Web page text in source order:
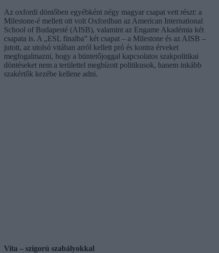
Az oxfordi döntőben egyébként négy magyar csapat vett részt: a
Milestone-é mellett ott volt Oxfordban az American International
School of Budapesté (AISB), valamint az Engame Akadémia két
csapata is. A „ESL finalba” két csapat – a Milestone és az AISB –
jutott, az utolsó vitában arról kellett pró és kontra érveket
megfogalmazni, hogy a büntetőjoggal kapcsolatos szakpolitikai
döntéseket nem a területtel megbízott politikusok, hanem inkább
szakértők kezébe kellene adni.
Vita – szigorú szabályokkal